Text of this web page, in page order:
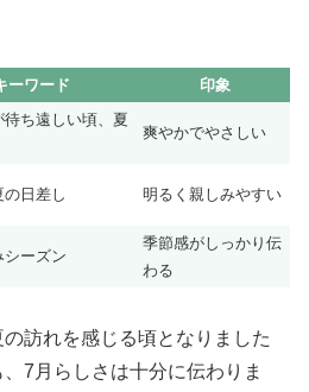
ーワード
印象
ち遠しい頃、夏
爽やかでやさしい
日差し 明るく親しみやすい
ーズン
季節感がしっかり伝
わる
訪れを感じる頃となりました
7月らしさは十分に伝わりま